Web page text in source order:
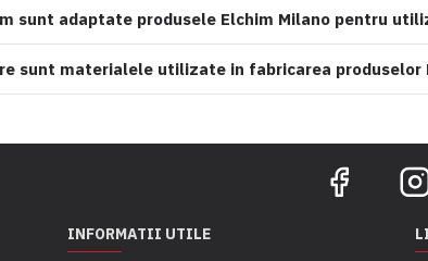
sunt adaptate produsele Elchim Milano pentru
sunt materialele utilizate in fabricarea produselor
INFORMATII UTILE